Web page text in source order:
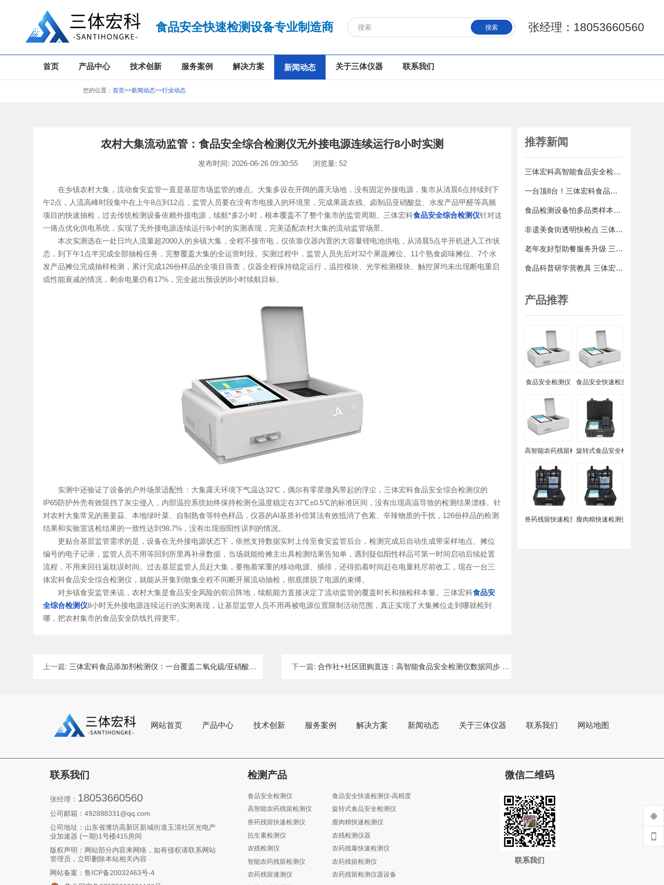
食品安全快速检测设备专业制造商 张经理：18053660560
搜索
首页 产品中心 技术创新 服务案例 解决方案 新闻动态 关于三体仪器 联系我们
您的位置： 首页>>新闻动态>>行业动态
农村大集流动监管：食品安全综合检测仪无外接电源连续运行8小时实测
发布时间: 2026-06-26 09:30:55 浏览量: 52
在乡镇农村大集，流动食安监管一直是基层市场监管的难点。大集多设在开阔的露天场地，没有固定外接电源，集市从清晨6点持续到下
午2点，人流高峰时段集中在上午8点到12点，监管人员要在没有市电接入的环境里，完成果蔬农残、卤制品亚硝酸盐、水发产品甲醛等高频
项目的快速抽检，过去传统检测设备依赖外接电源，续航*多2小时，根本覆盖不了整个集市的监管周期。三体宏科食品安全综合检测仪针对这
一痛点优化供电系统，实现了无外接电源连续运行8小时的实测表现，完美适配农村大集的流动监管场景。
本次实测选在一处日均人流量超2000人的乡镇大集，全程不接市电，仅依靠仪器内置的大容量锂电池供电，从清晨5点半开机进入工作状
态，到下午1点半完成全部抽检任务，完整覆盖大集的全运营时段。实测过程中，监管人员先后对32个果蔬摊位、11个熟食卤味摊位、7个水
发产品摊位完成抽样检测，累计完成126份样品的全项目筛查，仪器全程保持稳定运行，温控模块、光学检测模块、触控屏均未出现断电重启
或性能衰减的情况，剩余电量仍有17%，完全超出预设的8小时续航目标。
实测中还验证了设备的户外场景适配性：大集露天环境下气温达32℃，偶尔有零星微风带起的浮尘，三体宏科食品安全综合检测仪的
IP65防护外壳有效阻挡了灰尘侵入，内部温控系统始终保持检测仓温度稳定在37℃±0.5℃的标准区间，没有出现高温导致的检测结果漂移。针
对农村大集常见的葱姜蒜、本地绿叶菜、自制熟食等特色样品，仪器的AI基质补偿算法有效抵消了色素、辛辣物质的干扰，126份样品的检测
结果和实验室送检结果的一致性达到98.7%，没有出现假阳性误判的情况。
更贴合基层监管需求的是，设备在无外接电源状态下，依然支持数据实时上传至食安监管后台，检测完成后自动生成带采样地点、摊位
编号的电子记录，监管人员不用等回到所里再补录数据，当场就能给摊主出具检测结果告知单，遇到疑似阳性样品可第一时间启动后续处置
流程，不用来回往返耽误时间。过去基层监管人员赶大集，要拖着笨重的移动电源、插排，还得掐着时间赶在电量耗尽前收工，现在一台三
体宏科食品安全综合检测仪，就能从开集到散集全程不间断开展流动抽检，彻底摆脱了电源的束缚。
对乡镇食安监管来说，农村大集是食品安全风险的前沿阵地，续航能力直接决定了流动监管的覆盖时长和抽检样本量。三体宏科食品安
全综合检测仪8小时无外接电源连续运行的实测表现，让基层监管人员不用再被电源位置限制活动范围，真正实现了大集摊位走到哪就检到
哪，把农村集市的食品安全防线扎得更牢。
上一篇: 三体宏科食品添加剂检测仪：一台覆盖二氧化硫/亚硝酸盐/硼砂多项检测 下一篇: 合作社+社区团购直连：高智能食品安全检测仪数据同步 地头到餐桌的溯源链路自动打通
推荐新闻
三体宏科高智能食品安全检测仪，一台覆盖全县所有业态抽检需求
一台顶8台！三体宏科食品安全综合检测仪 农残/毒素/添加剂全测 省掉70%送检费
食品检测设备怕多品类样本切换麻烦？三体宏科智能识别样本类型自动匹配检测程序
非遗美食街透明快检点 三体宏科食品安全快检仪 游客可现场检测心仪小吃的食材
老年友好型助餐服务升级 三体宏科食品安全快速检测仪 适配低操作门槛要求
食品科普研学营教具 三体宏科食品安全快检仪 可视化演示适合青少年体验
产品推荐
食品安全检测仪 食品安全快速检测仪-高精度
高智能农药残留检测仪旋转式食品安全检测仪
兽药残留快速检测仪瘦肉精快速检测仪
网站首页 产品中心 技术创新 服务案例 解决方案 新闻动态 关于三体仪器 联系我们 网站地图
联系我们
张经理： 18053660560
公司邮箱：492888331@qq.com‬
公司地址：山东省潍坊高新区新城街道玉清社区光电产
业加速器 (一期)1号楼415房间
版权声明：网站部分内容来网络，如有侵权请联系网站
管理员，立即删除本站相关内容
网站备案： 鲁ICP备20032463号-4
检测产品
食品安全检测仪
食品安全快速检测仪-高精度
高智能农药残留检测仪
旋转式食品安全检测仪
兽药残留快速检测仪
瘦肉精快速检测仪
抗生素检测仪
农残检测仪器
农残检测仪
农药残毒快速检测仪
智能农药残留检测仪
农药残留检测仪
农药残留速测仪
农药残留检测仪器设备
微信二维码
联系我们